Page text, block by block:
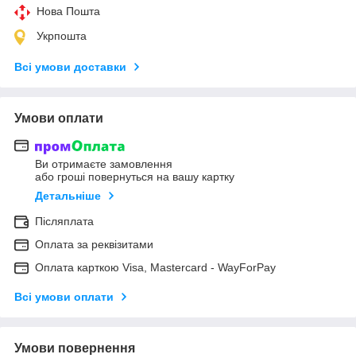
Нова Пошта
Укрпошта
Всі умови доставки
Умови оплати
Ви отримаєте замовлення
або гроші повернуться на вашу картку
Детальніше
Післяплата
Оплата за реквізитами
Оплата карткою Visa, Mastercard - WayForPay
Всі умови оплати
Умови повернення